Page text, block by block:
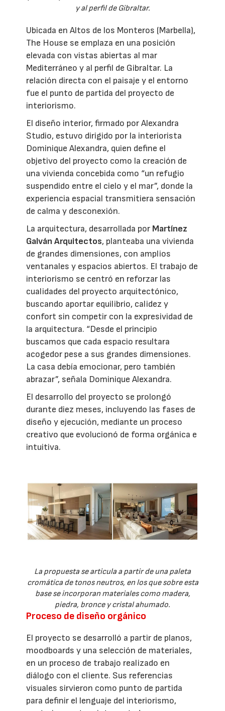
y al perfil de Gibraltar.
Ubicada en Altos de los Monteros (Marbella),
The House se emplaza en una posición
elevada con vistas abiertas al mar
Mediterráneo y al perfil de Gibraltar. La
relación directa con el paisaje y el entorno
fue el punto de partida del proyecto de
interiorismo.
El diseño interior, firmado por Alexandra
Studio, estuvo dirigido por la interiorista
Dominique Alexandra, quien define el
objetivo del proyecto como la creación de
una vivienda concebida como “un refugio
suspendido entre el cielo y el mar”, donde la
experiencia espacial transmitiera sensación
de calma y desconexión.
La arquitectura, desarrollada por Martínez
Galván Arquitectos, planteaba una vivienda
de grandes dimensiones, con amplios
ventanales y espacios abiertos. El trabajo de
interiorismo se centró en reforzar las
cualidades del proyecto arquitectónico,
buscando aportar equilibrio, calidez y
confort sin competir con la expresividad de
la arquitectura. “Desde el principio
buscamos que cada espacio resultara
acogedor pese a sus grandes dimensiones.
La casa debía emocionar, pero también
abrazar”, señala Dominique Alexandra.
El desarrollo del proyecto se prolongó
durante diez meses, incluyendo las fases de
diseño y ejecución, mediante un proceso
creativo que evolucionó de forma orgánica e
intuitiva.
La propuesta se articula a partir de una paleta
cromática de tonos neutros, en los que sobre esta
base se incorporan materiales como madera,
piedra, bronce y cristal ahumado.
Proceso de diseño orgánico
El proyecto se desarrolló a partir de planos,
moodboards y una selección de materiales,
en un proceso de trabajo realizado en
diálogo con el cliente. Sus referencias
visuales sirvieron como punto de partida
para definir el lenguaje del interiorismo,